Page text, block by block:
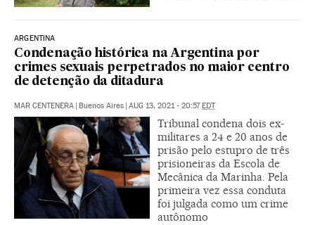
ARGENTINA
Condenação histórica na Argentina por
crimes sexuais perpetrados no maior centro
de detenção da ditadura
MAR CENTENERA Buenos Aires AUG 13, 2021 - 20:57 EDT
Tribunal condena dois ex-
militares a 24 e 20 anos de
prisão pelo estupro de três
prisioneiras da Escola de
Mecânica da Marinha. Pela
primeira vez essa conduta
foi julgada como um crime
autônomo